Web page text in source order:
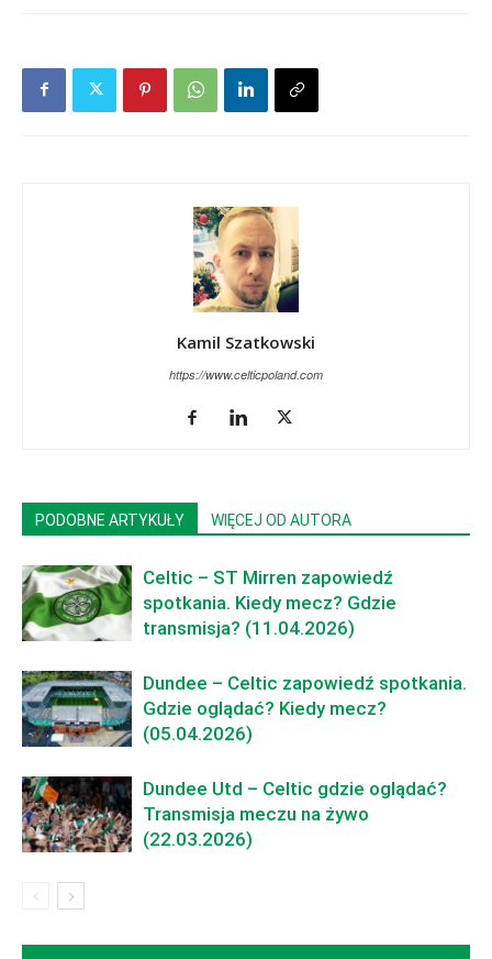
Kamil Szatkowski
https://www.celticpoland.com
PODOBNE ARTYKUŁY WIĘCEJ OD AUTORA
Celtic – ST Mirren zapowiedź
spotkania. Kiedy mecz? Gdzie
transmisja? (11.04.2026)
Dundee – Celtic zapowiedź spotkania.
Gdzie oglądać? Kiedy mecz?
(05.04.2026)
Dundee Utd – Celtic gdzie oglądać?
Transmisja meczu na żywo
(22.03.2026)